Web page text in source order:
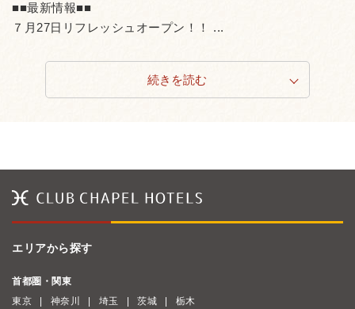
■■最新情報■■
７月27日リフレッシュオープン！！ ...
続きを読む
エリアから探す
首都圏・関東
東京
神奈川 埼玉 茨城 栃木